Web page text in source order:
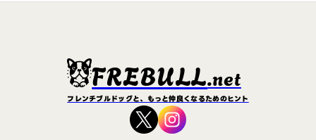
FREBULL.net
フレンチブルドッグと、もっと仲良くなるためのヒント